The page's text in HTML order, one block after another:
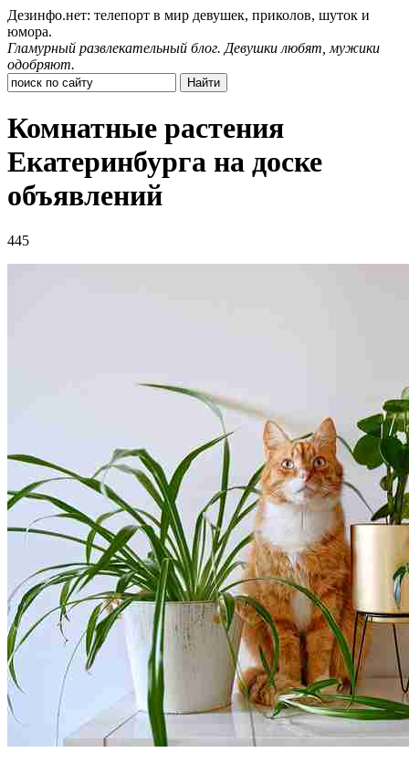
Дезинфо.нет: телепорт в мир девушек, приколов, шуток и
юмора.
Гламурный развлекательный блог. Девушки любят, мужики
одобряют.
Комнатные растения
Екатеринбурга на доске
объявлений
445